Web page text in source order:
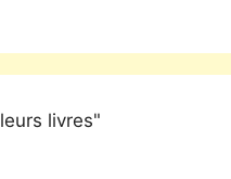
livres"